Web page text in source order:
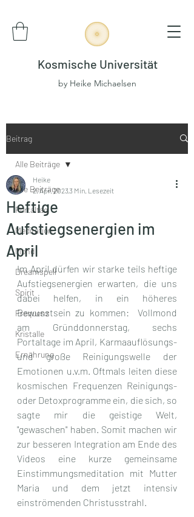
Kosmische Universität
by Heike Michaelsen
Beitrag
Alle Beiträge
Portaltag
Meditation
Mond
Dreamspell
Spirit
Frequenz
Kristalle
Ernährung
Alle Beiträge
Heftige
Aufstiegsenergien im
April
Heike
2. Apr. 20233 Min. Lesezeit
Im April dürfen wir starke teils heftige
Aufstiegsenergien erwarten, die uns
dabei helfen, in ein höheres
Bewusstsein zu kommen:  Vollmond
am Gründdonnerstag, sechs
Portaltage im April, Karmaauflösungs-
und große Reinigungswelle der
Emotionen u.v.m. Oftmals leiten diese
kosmischen Frequenzen Reinigungs-
oder Detoxprogramme ein, die sich, so
sagte mir die geistige Welt,
"gewaschen" haben. Somit machen wir
zur besseren Integration am Ende des
Videos eine kurze gemeinsame
Einstimmungsmeditation mit Mutter
Maria und dem jetzt intensiv
einströmenden Christusstrahl.